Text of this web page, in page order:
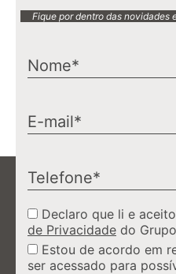
Fique por dentro das novidades
Declaro que li e
de Privacidade do
Estou de acordo em
ser acessado para